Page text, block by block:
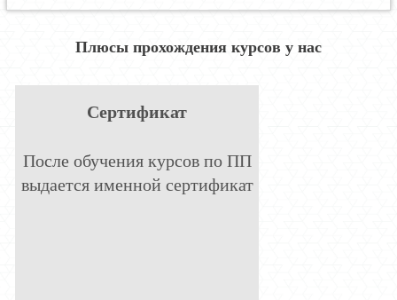
Плюсы прохождения курсов у нас
Сертификат
После обучения курсов по ПП
выдается именной сертификат